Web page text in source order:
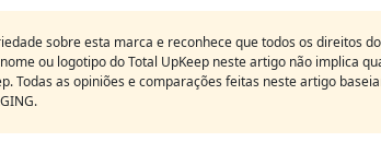
sobre esta marca e reconhece que todos os direitos
ou logotipo do Total UpKeep neste artigo não implica
Todas as opiniões e comparações feitas neste artigo